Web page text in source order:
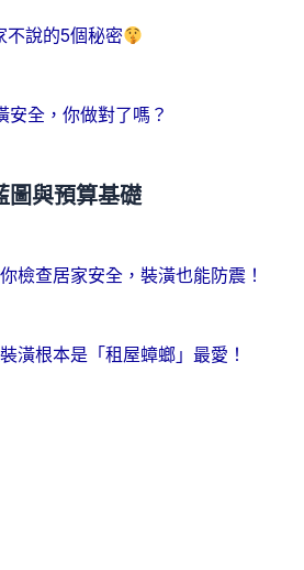
說的5個秘密
安全，你做對了嗎？
圖與預算基礎
檢查居家安全，裝潢也能防震！
潢根本是「租屋蟑螂」最愛！